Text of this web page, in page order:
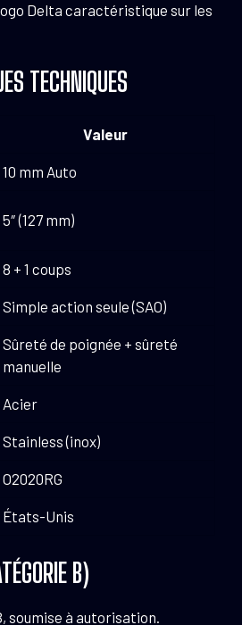
Delta caractéristique sur les
TECHNIQUES
Valeur
10 mm Auto
5″ (127 mm)
8 + 1 coups
Simple action seule (SAO)
Sûreté de poignée + sûreté
manuelle
Acier
Stainless (inox)
O2020RG
États-Unis
B)
soumise à autorisation.